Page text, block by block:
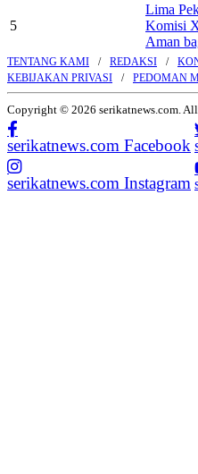
5
Lima
Komisi
Aman
TENTANG KAMI REDAKSI
KEBIJAKAN PRIVASI
PEDOMAN
Copyright © 2026 serikatnews.com.
serikatnews.com Facebook
serikatnews.com Instagram